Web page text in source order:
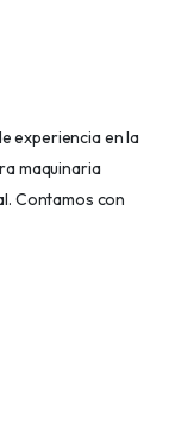
experiencia en la
maquinaria
Contamos con